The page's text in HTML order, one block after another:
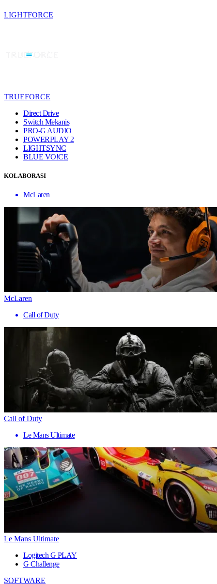
LIGHTFORCE
TRUEFORCE
Direct Drive
Switch Mekanis
PRO-G AUDIO
POWERPLAY 2
LIGHTSYNC
BLUE VO!CE
KOLABORASI
McLaren
McLaren
Call of Duty
Call of Duty
Le Mans Ultimate
Le Mans Ultimate
Logitech G PLAY
G Challenge
SOFTWARE